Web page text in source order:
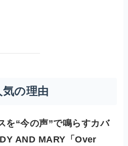
の理由
を“今の声”で鳴らすカバ
AND MARY「Over